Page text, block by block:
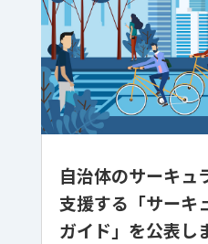
自治体のサーキュ
支援する「サーキ
ガイド」を公表し